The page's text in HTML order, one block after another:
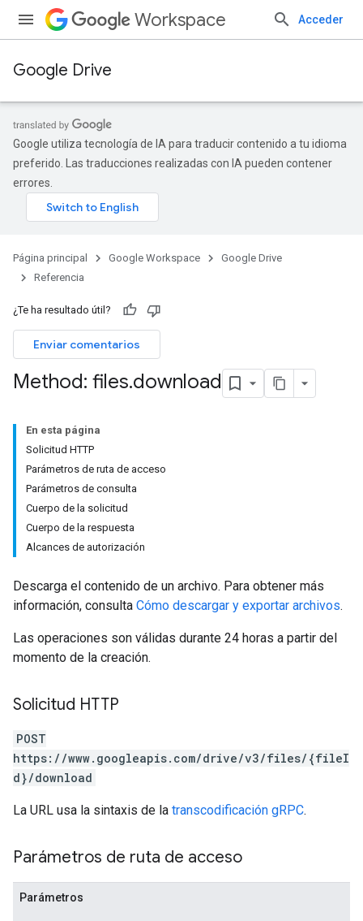
Workspace Acceder
Google Drive
Google utiliza tecnología de IA para traducir contenido a tu idioma
preferido. Las traducciones realizadas con IA pueden contener
errores.
Página principal Google Workspace
Google Drive
Referencia
¿Te ha resultado útil?
Enviar comentarios
Method: files.download
En esta página
Solicitud HTTP
Parámetros de ruta de acceso
Parámetros de consulta
Cuerpo de la solicitud
Cuerpo de la respuesta
Alcances de autorización
Descarga el contenido de un archivo. Para obtener más
información, consulta Cómo descargar y exportar archivos.
Las operaciones son válidas durante 24 horas a partir del
momento de la creación.
Solicitud HTTP
POST
https://www.googleapis.com/drive/v3/files/{fileI
d}/download
La URL usa la sintaxis de la transcodificación gRPC.
Parámetros de ruta de acceso
Parámetros